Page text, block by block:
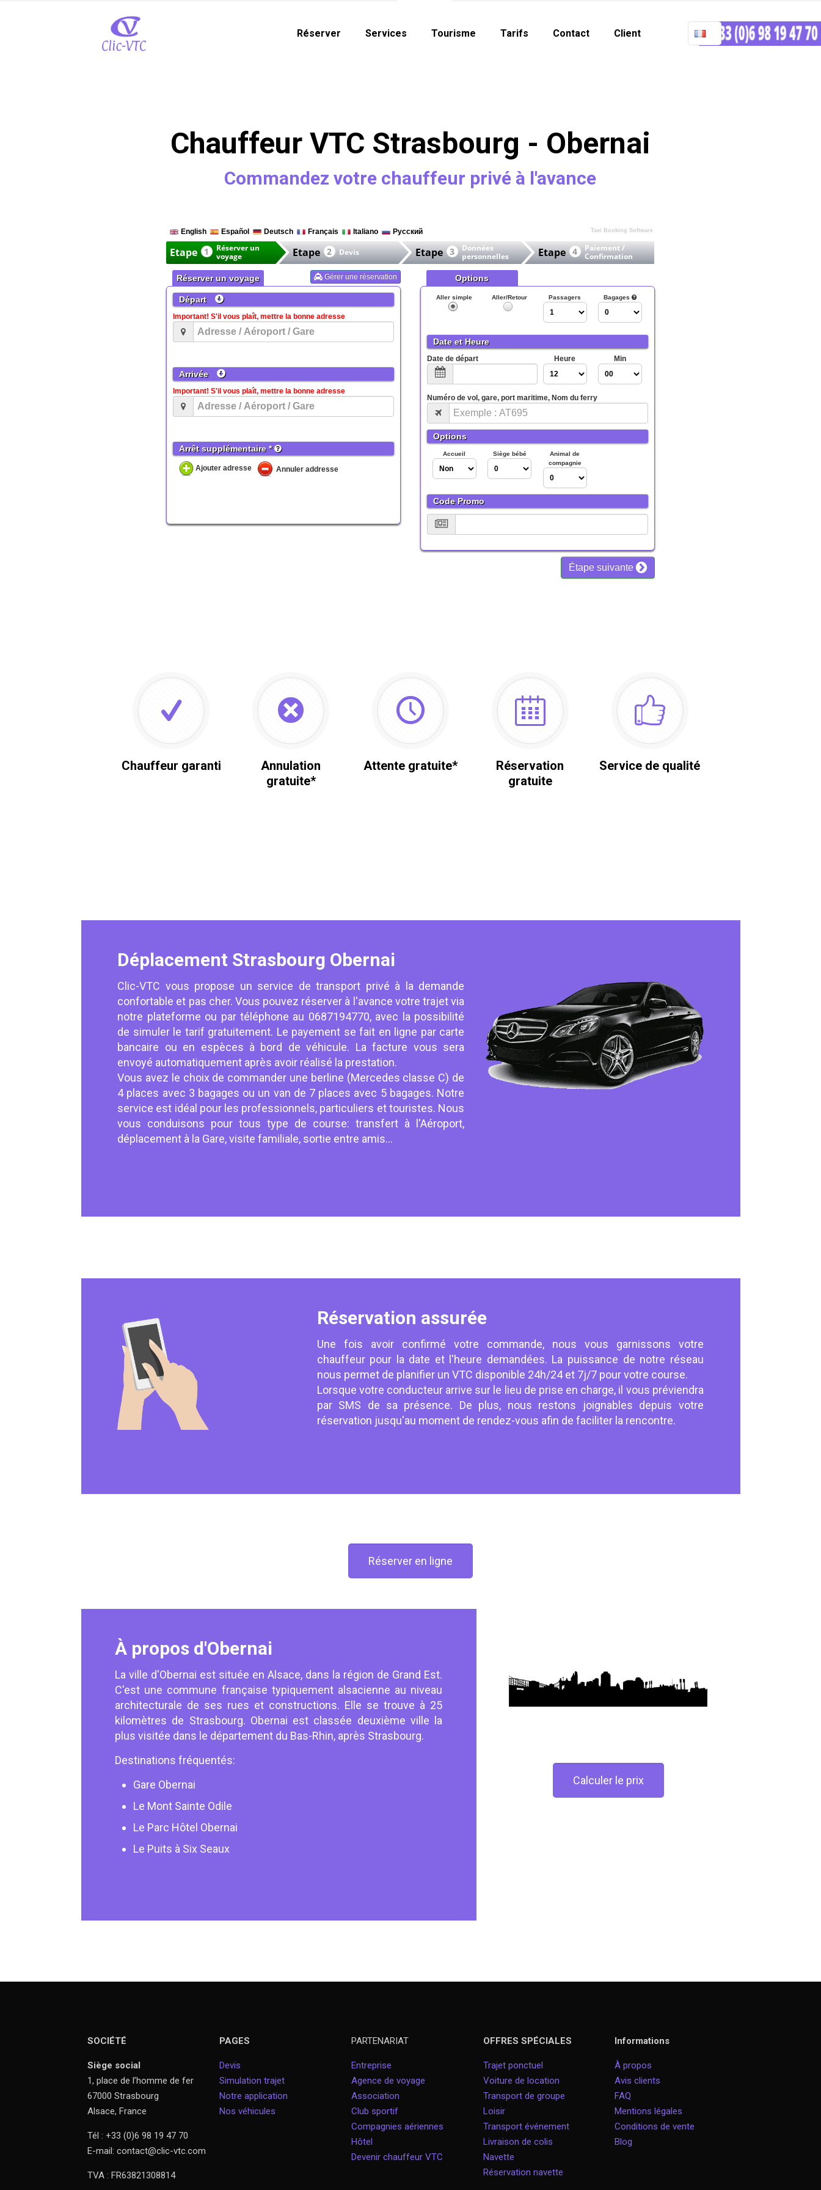
Réserver Services Tourisme Tarifs Contact Client
Chauffeur VTC Strasbourg - Obernai
Commandez votre chauffeur privé à l'avance
Chauffeur garanti
Annulation
gratuite*
Attente gratuite*
Réservation
gratuite
Service de qualité
Déplacement Strasbourg Obernai
Clic-VTC vous propose un service de transport privé à la demande
confortable et pas cher. Vous pouvez réserver à l'avance votre trajet via
notre plateforme ou par téléphone au 0687194770, avec la possibilité
de simuler le tarif gratuitement. Le payement se fait en ligne par carte
bancaire ou en espèces à bord de véhicule. La facture vous sera
envoyé automatiquement après avoir réalisé la prestation.
Vous avez le choix de commander une berline (Mercedes classe C) de
4 places avec 3 bagages ou un van de 7 places avec 5 bagages. Notre
service est idéal pour les professionnels, particuliers et touristes. Nous
vous conduisons pour tous type de course: transfert à l'Aéroport,
déplacement à la Gare, visite familiale, sortie entre amis...
Réservation assurée
Une fois avoir confirmé votre commande, nous vous garnissons votre
chauffeur pour la date et l'heure demandées. La puissance de notre réseau
nous permet de planifier un VTC disponible 24h/24 et 7j/7 pour votre course.
Lorsque votre conducteur arrive sur le lieu de prise en charge, il vous préviendra
par SMS de sa présence. De plus, nous restons joignables depuis votre
réservation jusqu'au moment de rendez-vous afin de faciliter la rencontre.
Réserver en ligne
À propos d'Obernai
La ville d'Obernai est située en Alsace, dans la région de Grand Est.
C'est une commune française typiquement alsacienne au niveau
architecturale de ses rues et constructions. Elle se trouve à 25
kilomètres de Strasbourg. Obernai est classée deuxième ville la
plus visitée dans le département du Bas-Rhin, après Strasbourg.
Destinations fréquentés:
Gare Obernai
Le Mont Sainte Odile
Le Parc Hôtel Obernai
Le Puits à Six Seaux
Calculer le prix
SOCIÉTÉ
Siège social
1, place de l’homme de fer
67000 Strasbourg
Alsace, France
Tél : +33 (0)6 98 19 47 70
E-mail: contact@clic-vtc.com
TVA : FR63821308814
PAGES
Devis
Simulation trajet
Notre application
Nos véhicules
PARTENARIAT
Entreprise
Agence de voyage
Association
Club sportif
Compagnies aériennes
Hôtel
Devenir chauffeur VTC
OFFRES SPÉCIALES
Trajet ponctuel
Voiture de location
Transport de groupe
Loisir
Transport événement
Livraison de colis
Navette
Réservation navette
Informations
À propos
Avis clients
FAQ
Mentions légales
Conditions de vente
Blog